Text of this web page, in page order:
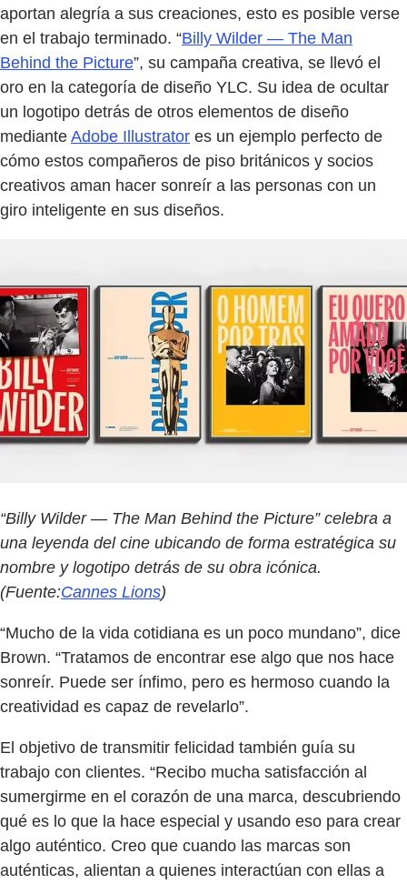
aportan alegría a sus creaciones, esto es posible verse
en el trabajo terminado. “Billy Wilder — The Man
Behind the Picture”, su campaña creativa, se llevó el
oro en la categoría de diseño YLC. Su idea de ocultar
un logotipo detrás de otros elementos de diseño
mediante Adobe Illustrator es un ejemplo perfecto de
cómo estos compañeros de piso británicos y socios
creativos aman hacer sonreír a las personas con un
giro inteligente en sus diseños.
“Billy Wilder — The Man Behind the Picture” celebra a
una leyenda del cine ubicando de forma estratégica su
nombre y logotipo detrás de su obra icónica.
(Fuente:Cannes Lions)
“Mucho de la vida cotidiana es un poco mundano”, dice
Brown. “Tratamos de encontrar ese algo que nos hace
sonreír. Puede ser ínfimo, pero es hermoso cuando la
creatividad es capaz de revelarlo”.
El objetivo de transmitir felicidad también guía su
trabajo con clientes. “Recibo mucha satisfacción al
sumergirme en el corazón de una marca, descubriendo
qué es lo que la hace especial y usando eso para crear
algo auténtico. Creo que cuando las marcas son
auténticas, alientan a quienes interactúan con ellas a